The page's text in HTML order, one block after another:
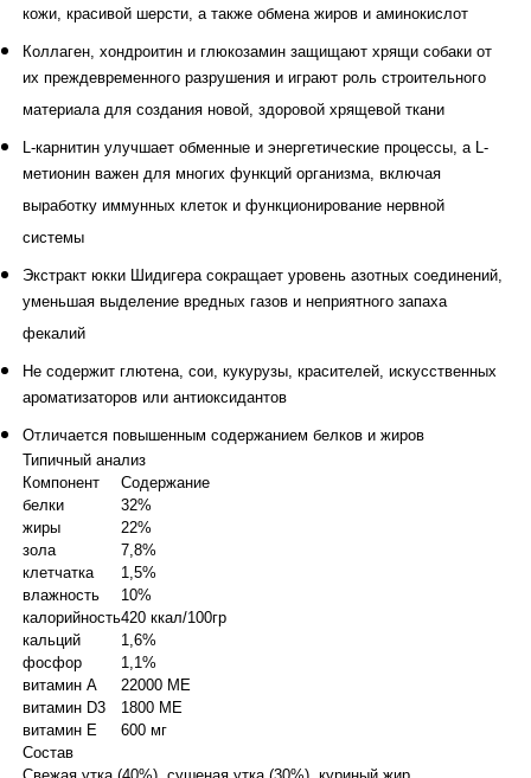
кожи, красивой шерсти, а также обмена жиров и аминокислот
Коллаген, хондроитин и глюкозамин защищают хрящи собаки от
их преждевременного разрушения и играют роль строительного
материала для создания новой, здоровой хрящевой ткани
L-карнитин улучшает обменные и энергетические процессы, а L-
метионин важен для многих функций организма, включая
выработку иммунных клеток и функционирование нервной
системы
Экстракт юкки Шидигера сокращает уровень азотных соединений,
уменьшая выделение вредных газов и неприятного запаха
фекалий
Не содержит глютена, сои, кукурузы, красителей, искусственных
ароматизаторов или антиоксидантов
Отличается повышенным содержанием белков и жиров
Типичный анализ
Компонент
Содержание
белки
32%
жиры
22%
зола
7,8%
клетчатка
1,5%
влажность
10%
калорийность420 ккал/100гр
кальций
1,6%
фосфор
1,1%
витамин А
22000 МЕ
витамин D3
1800 МЕ
витамин Е
600 мг
Состав